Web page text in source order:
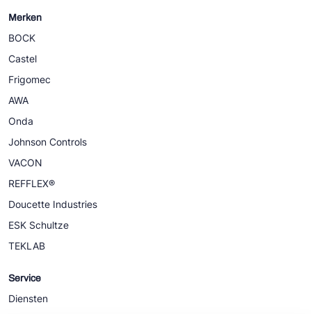
Merken
BOCK
Castel
Frigomec
AWA
Onda
Johnson Controls
VACON
REFFLEX®
Doucette Industries
ESK Schultze
TEKLAB
Service
Diensten